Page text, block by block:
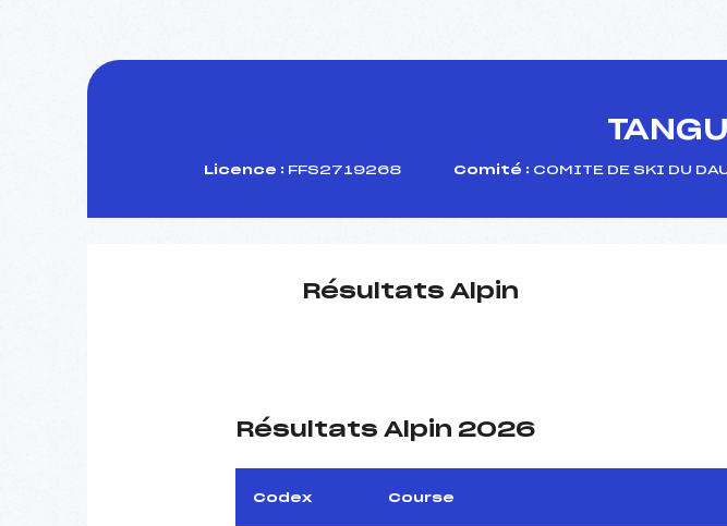
Licence : FFS2719268 Comité : COMITE DE SKI DU
Résultats Alpin
Résultats Alpin 2026
Codex Course